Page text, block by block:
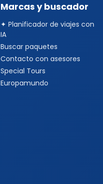
Marcas y buscador
✦ Planificador de viajes con
IA
Buscar paquetes
Contacto con asesores
Special Tours
Europamundo